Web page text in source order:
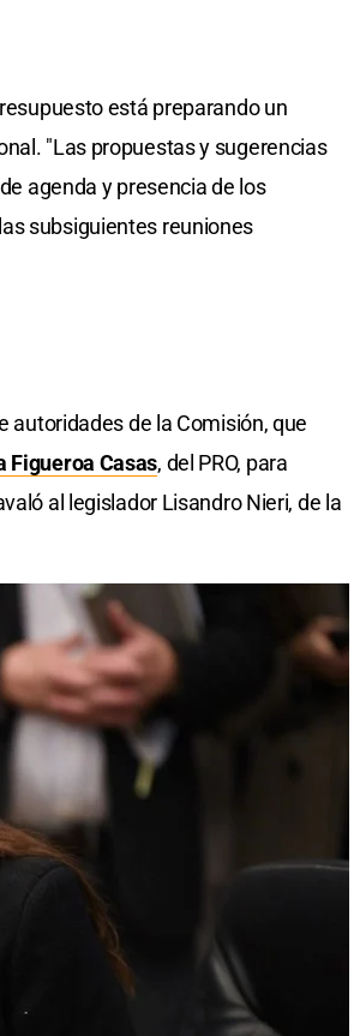
está preparando un
"Las propuestas y sugerencias
agenda y presencia de los
subsiguientes reuniones
autoridades de la Comisión, que
Figueroa Casas, del PRO, para
al legislador Lisandro Nieri, de la